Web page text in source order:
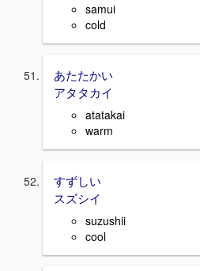
samui
cold
あたたかい
アタタカイ
atatakai
warm
すずしい
スズシイ
suzushii
cool